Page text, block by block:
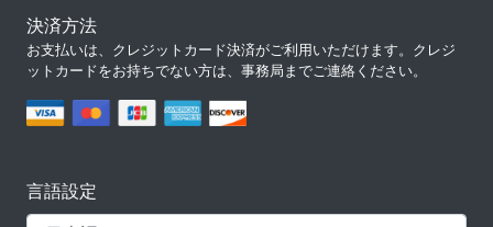
決済方法
お支払いは、クレジットカード決済がご利用いただけます。クレジ
ットカードをお持ちでない方は、事務局までご連絡ください。
言語設定